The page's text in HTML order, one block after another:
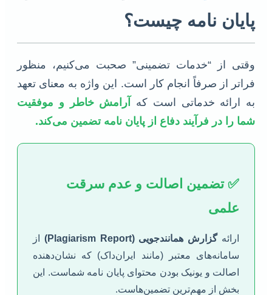
پایان نامه چیست؟
وقتی از “خدمات تضمینی” صحبت می‌کنیم، منظور
فراتر از صرفاً انجام کار است. این واژه به معنای تعهد
به ارائه خدماتی است که
آرامش خاطر و موفقیت
شما را در فرآیند دفاع از پایان نامه تضمین می‌کند.
✅ تضمین اصالت و عدم سرقت
علمی
ارائهگزارش همانندجویی (Plagiarism Report)
از
سامانه‌های معتبر (مانند ایران‌داک) که نشان‌دهنده
اصالت و یونیک بودن محتوای پایان نامه شماست. این
بخش از مهم‌ترین تضمین‌هاست.